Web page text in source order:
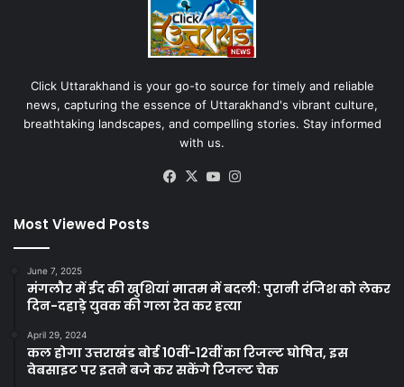
Click Uttarakhand is your go-to source for timely and reliable
news, capturing the essence of Uttarakhand's vibrant culture,
breathtaking landscapes, and compelling stories. Stay informed
with us.
Facebook
X YouTube
Most Viewed Posts
June 7, 2025
मंगलौर में ईद की खुशियां मातम में बदली: पुरानी रंजिश को लेकर
दिन-दहाड़े युवक की गला रेत कर हत्या
April 29, 2024
कल होगा उत्तराखंड बोर्ड 10वीं-12वीं का रिजल्ट घोषित, इस
वेबसाइट पर इतने बजे कर सकेंगे रिजल्ट चेक